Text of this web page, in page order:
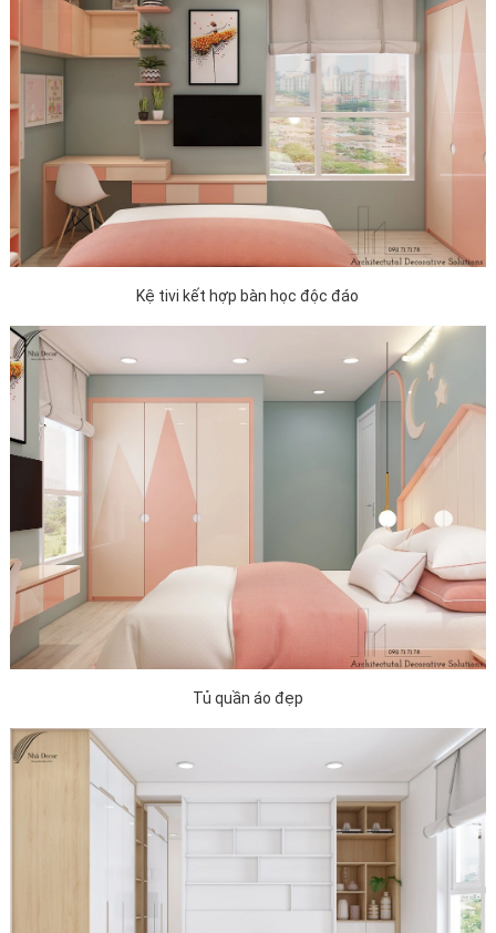
Kệ tivi kết hợp bàn học độc đáo
Tủ quần áo đẹp